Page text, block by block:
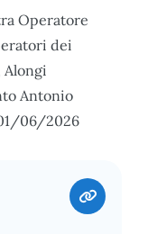
Operatore
dei
Alongi
Antonio
06/2026